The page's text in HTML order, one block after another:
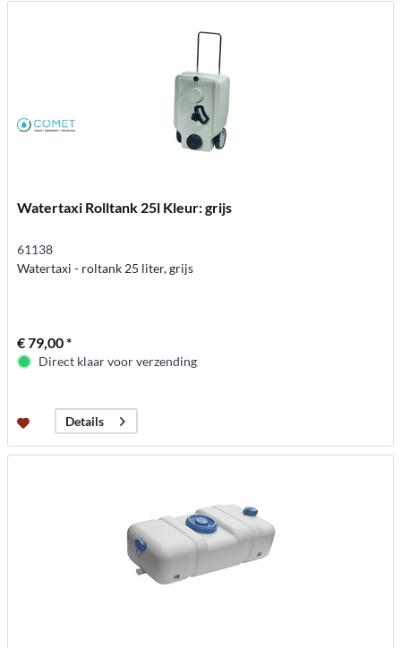
Watertaxi Rolltank 25l Kleur: grijs
61138
Watertaxi - roltank 25 liter, grijs
€ 79,00 *
Direct klaar voor verzending
Details